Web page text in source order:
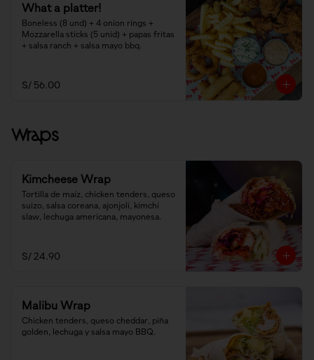
What a platter!
Boneless (8 und) + 4 onion rings +
Mozzarella sticks (5 unid) + papas fritas
+ salsa ranch + salsa mayo bbq.
S/ 56.00
Wraps
Kimcheese Wrap
Tortilla de maíz, chicken tenders, queso
suizo, salsa coreana, ajonjolí, kimchi
slaw, lechuga americana, mayonesa.
S/ 24.90
Malibu Wrap
Chicken tenders, queso cheddar, piña
golden, lechuga y salsa mayo BBQ.